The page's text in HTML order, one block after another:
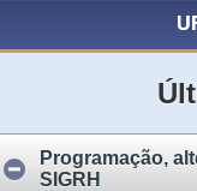
Programação,
SIGRH